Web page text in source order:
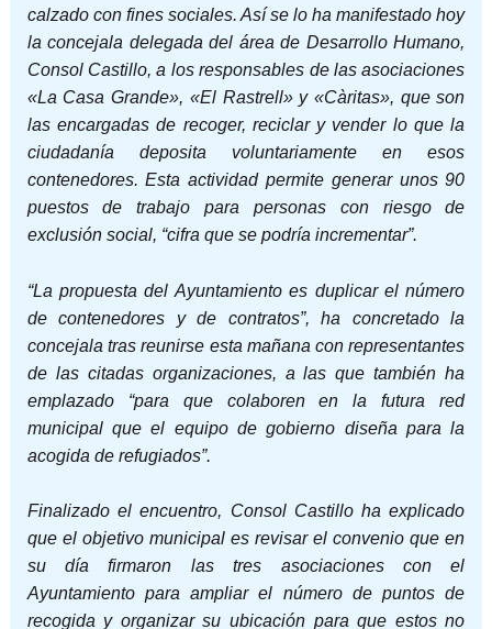
calzado con fines sociales. Así se lo ha manifestado hoy
la concejala delegada del área de Desarrollo Humano,
Consol Castillo, a los responsables de las asociaciones
«La Casa Grande», «El Rastrell» y «Càritas», que son
las encargadas de recoger, reciclar y vender lo que la
ciudadanía deposita voluntariamente en esos
contenedores. Esta actividad permite generar unos 90
puestos de trabajo para personas con riesgo de
exclusión social, “cifra que se podría incrementar”.
“La propuesta del Ayuntamiento es duplicar el número
de contenedores y de contratos”, ha concretado la
concejala tras reunirse esta mañana con representantes
de las citadas organizaciones, a las que también ha
emplazado “para que colaboren en la futura red
municipal que el equipo de gobierno diseña para la
acogida de refugiados”.
Finalizado el encuentro, Consol Castillo ha explicado
que el objetivo municipal es revisar el convenio que en
su día firmaron las tres asociaciones con el
Ayuntamiento para ampliar el número de puntos de
recogida y organizar su ubicación para que estos no